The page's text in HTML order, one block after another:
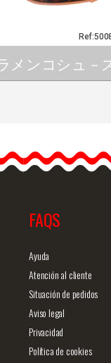
FAQS
Ayuda
Atención al cliente
Situación de pedidos
Aviso legal
Privacidad
Política de cookies